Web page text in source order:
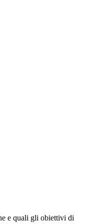
e quali gli obiettivi di